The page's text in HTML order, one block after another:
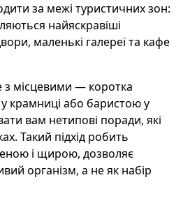
за межі туристичних зон:
найяскравіші
маленькі галереї та кафе
з місцевими — коротка
крамниці або баристою у
вам нетипові поради, які
Такий підхід робить
і щирою, дозволяє
організм, а не як набір